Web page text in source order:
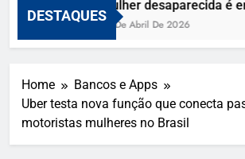
DESTAQUES
Mulher desaparecida é
10 De Abril De 2026
Home
Bancos e Apps
Uber testa nova função que conecta
motoristas mulheres no Brasil